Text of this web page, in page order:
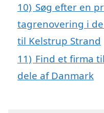
10) Søg efter en
tagrenovering i
til Kelstrup Strand
11) Find et firma
dele af Danmark